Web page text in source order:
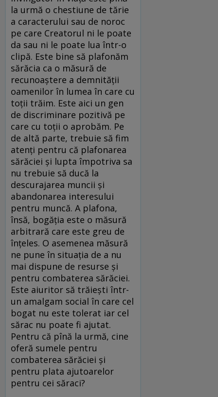
la urmă o chestiune de tărie
a caracterului sau de noroc
pe care Creatorul ni le poate
da sau ni le poate lua într-o
clipă. Este bine să plafonăm
sărăcia ca o măsură de
recunoaştere a demnităţii
oamenilor în lumea în care cu
toţii trăim. Este aici un gen
de discriminare pozitivă pe
care cu toţii o aprobăm. Pe
de altă parte, trebuie să fim
atenţi pentru că plafonarea
sărăciei şi lupta împotriva sa
nu trebuie să ducă la
descurajarea muncii şi
abandonarea interesului
pentru muncă. A plafona,
însă, bogăţia este o măsură
arbitrară care este greu de
înţeles. O asemenea măsură
ne pune în situaţia de a nu
mai dispune de resurse şi
pentru combaterea sărăciei.
Este aiuritor să trăieşti într-
un amalgam social în care cel
bogat nu este tolerat iar cel
sărac nu poate fi ajutat.
Pentru că pînă la urmă, cine
oferă sumele pentru
combaterea sărăciei şi
pentru plata ajutoarelor
pentru cei săraci?